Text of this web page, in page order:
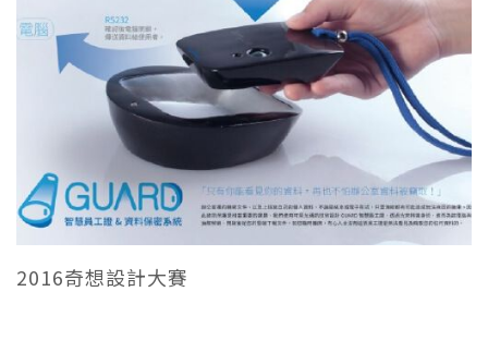
2016奇想設計大賽